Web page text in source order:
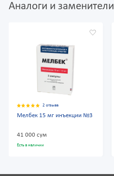
Аналоги и заменители
2 отзыва
Мелбек 15 мг инъекции №3
41 000 сум
Есть в наличии